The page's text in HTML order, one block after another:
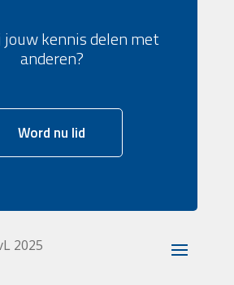
jouw kennis delen met
anderen?
Word nu lid
2025